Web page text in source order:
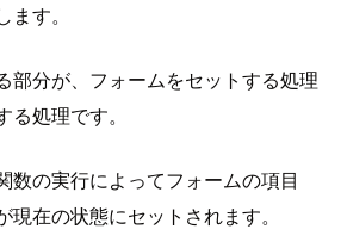
す。
部分が、フォームをセットする処理
処理です。
数の実行によってフォームの項目
現在の状態にセットされます。